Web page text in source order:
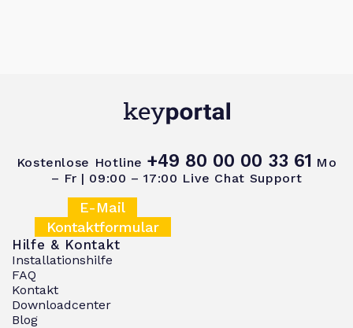
Kostenlose Hotline +49 80 00 00 33 61 Mo
– Fr | 09:00 – 17:00 Live Chat Support
E-Mail
Kontaktformular
Hilfe & Kontakt
Installationshilfe
FAQ
Kontakt
Downloadcenter
Blog